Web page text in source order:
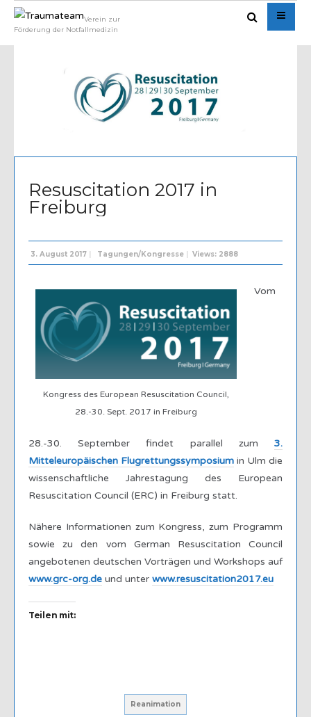
Verein zur
Förderung der Notfallmedizin
Written by
Resuscitation 2017 in
Freiburg
3. August 2017 Tagungen/Kongresse Views: 2888
Kongress des European Resuscitation Council,
28.-30. Sept. 2017 in Freiburg
Vom
28.-30. September findet parallel zum 3.
Mitteleuropäischen Flugrettungssymposium in Ulm die
wissenschaftliche Jahrestagung des European
Resuscitation Council (ERC) in Freiburg statt.
Nähere Informationen zum Kongress, zum Programm
sowie zu den vom German Resuscitation Council
angebotenen deutschen Vorträgen und Workshops auf
www.grc-org.de und unter www.resuscitation2017.eu
Teilen mit:
Reanimation